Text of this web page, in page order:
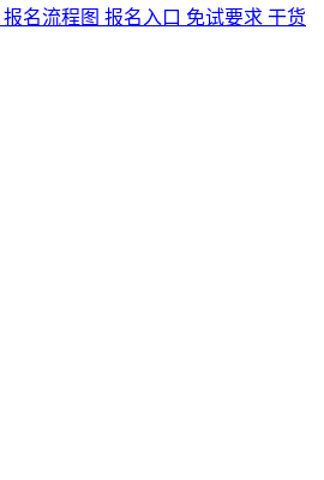
报名流程图 报名入口 免试要求 干货